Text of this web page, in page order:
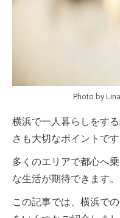
Photo by
横浜で一人暮らしをす
さも大切なポイントです
多くのエリアで都心へ
な生活が期待できます。
この記事では、横浜で